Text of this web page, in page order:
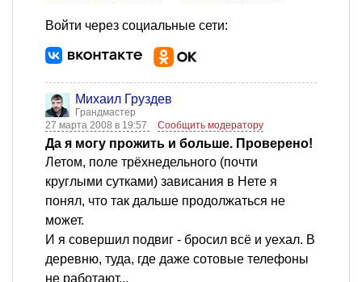
Войти через социальные сети:
Михаил Груздев
Грандмастер
27 марта 2008 в 19:57
Сообщить модератору
Да я могу прожить и больше. Проверено!
Летом, поле трёхнедельного (почти
круглыми сутками) зависания в Нете я
понял, что так дальше продолжаться не
может.
И я совершил подвиг - бросил всё и уехал. В
деревню, туда, где даже сотовые телефоны
не работают...